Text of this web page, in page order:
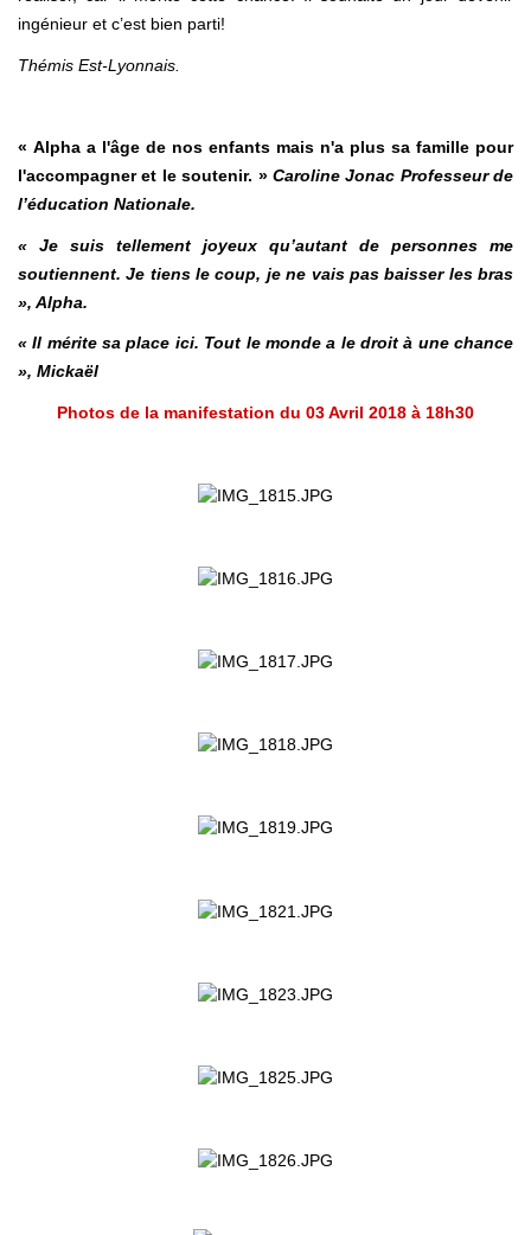
ingénieur et c’est bien parti!
Thémis Est-Lyonnais.
« Alpha a l'âge de nos enfants mais n'a plus sa famille pour
l'accompagner et le soutenir. » Caroline Jonac Professeur de
l’éducation Nationale.
« Je suis tellement joyeux qu’autant de personnes me
soutiennent. Je tiens le coup, je ne vais pas baisser les bras
», Alpha.
« Il mérite sa place ici. Tout le monde a le droit à une chance
», Mickaël
Photos de la manifestation du 03 Avril 2018 à 18h30